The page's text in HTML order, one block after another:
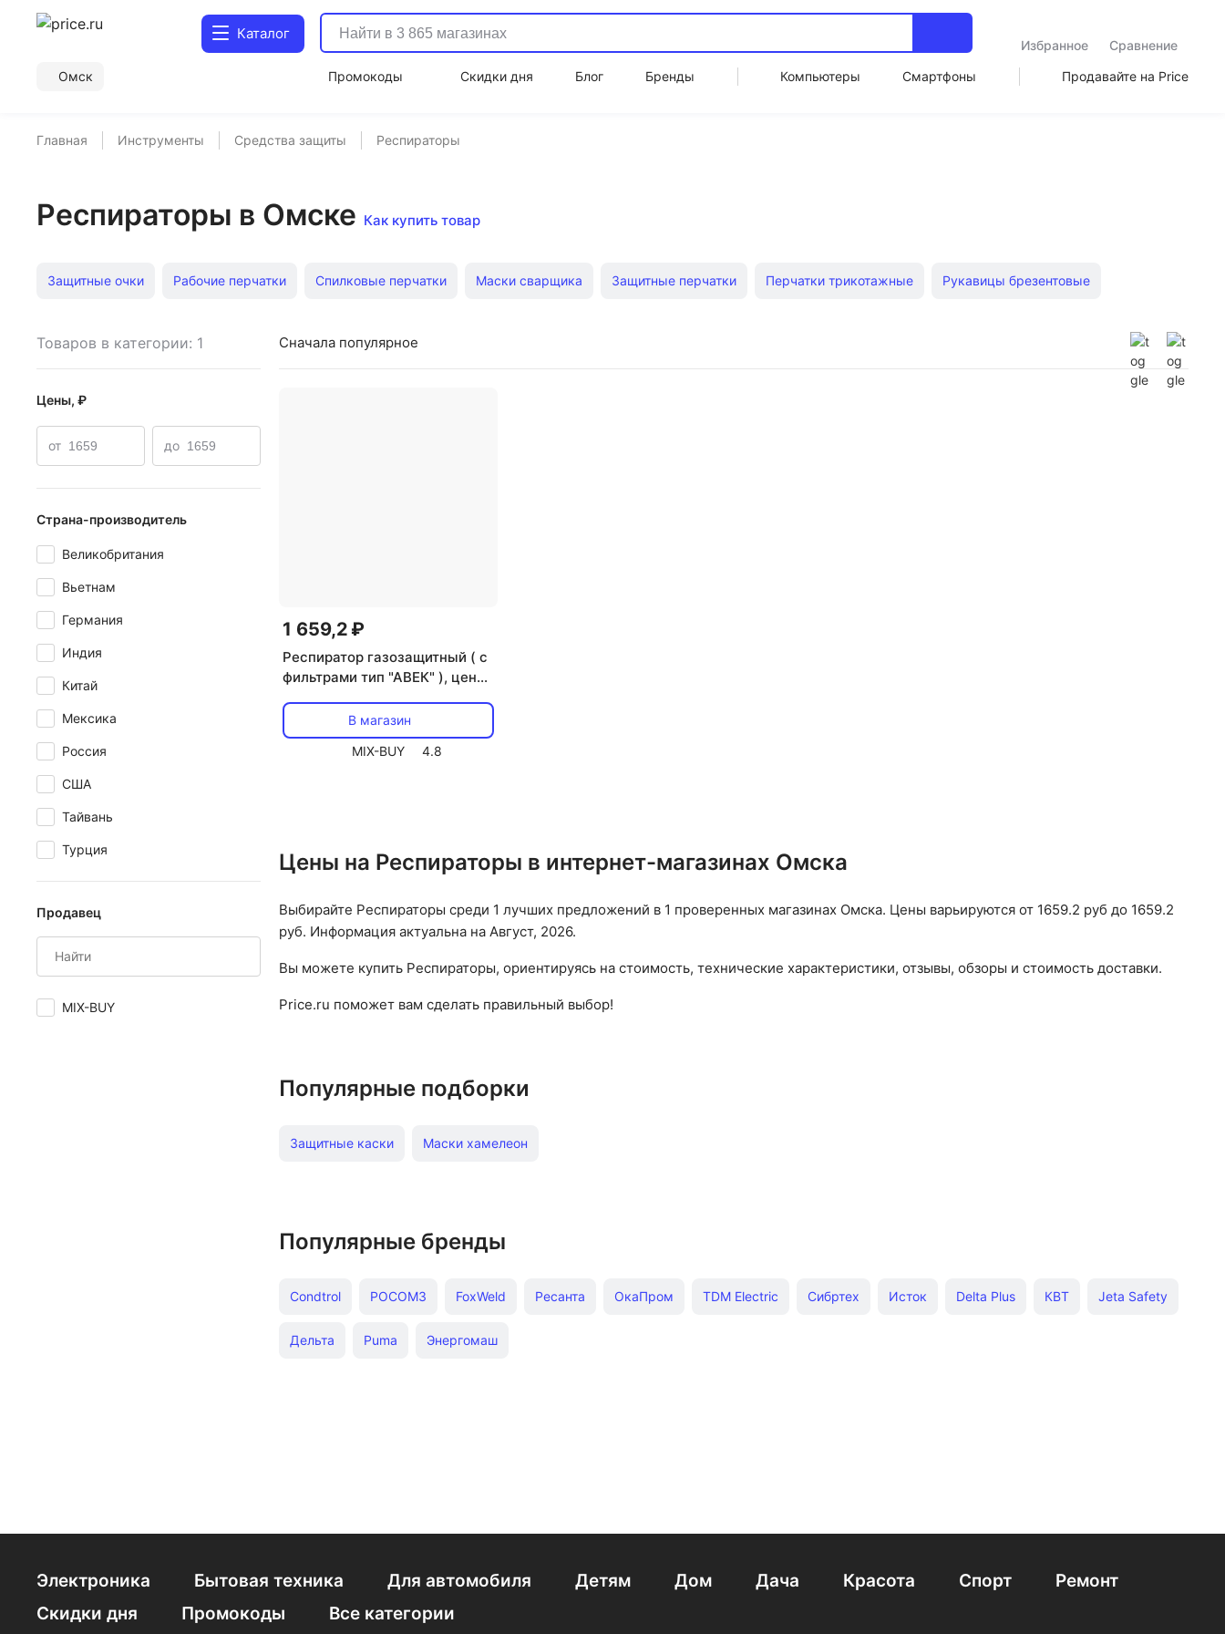
Каталог
Избранное
Сравнение
Омск
Промокоды Скидки дня Блог Бренды Компьютеры Смартфоны Продавайте на Price
Главная Инструменты Средства защиты Респираторы
Респираторы в Омске Как купить товар
Защитные очки Рабочие перчатки Спилковые перчатки Маски сварщика Защитные перчатки Перчатки трикотажные Рукавицы брезентовые
Маски сварщика Optima Маски сварщика Fubag Очки сварщика Строительные наколенники Страховочные пояса Защитные щитки Полумаски
Товаров в категории: 1
Цены, ₽
от до
Страна-производитель
Великобритания
Вьетнам
Германия
Индия
Китай
Мексика
Россия
США
Тайвань
Турция
Продавец
MIX-BUY
Сначала популярное
1 659,2 ₽
Респиратор газозащитный ( с
фильтрами тип "АВЕК" ), цена
В магазин
MIX-BUY
4.8
Цены на Респираторы в интернет-магазинах Омска
Выбирайте Респираторы среди 1 лучших предложений в 1 проверенных магазинах Омска. Цены варьируются от 1659.2 руб до 1659.2
руб. Информация актуальна на Август, 2026.
Вы можете купить Респираторы, ориентируясь на стоимость, технические характеристики, отзывы, обзоры и стоимость доставки.
Price.ru поможет вам сделать правильный выбор!
Популярные подборки
Защитные каски Маски хамелеон
Популярные бренды
Condtrol РОСОМЗ FoxWeld Ресанта ОкаПром TDM Electric Сибртех Исток Delta Plus КВТ Jeta Safety
Дельта Puma Энергомаш
Электроника Бытовая техника Для автомобиля Детям Дом Дача Красота Спорт
Ремонт
Скидки дня
Промокоды Все категории